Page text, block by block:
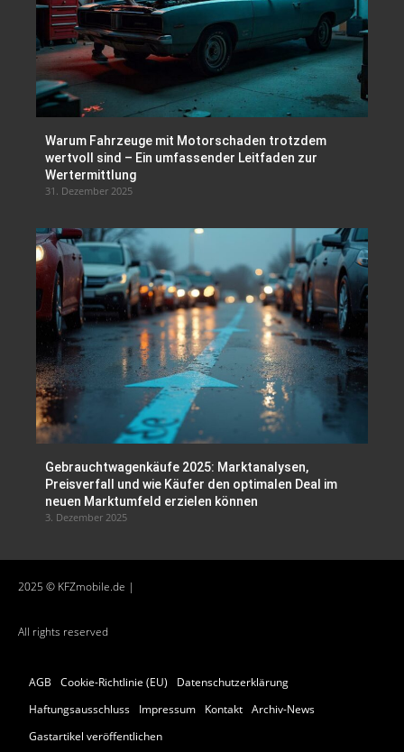
Warum Fahrzeuge mit Motorschaden trotzdem
wertvoll sind – Ein umfassender Leitfaden zur
Wertermittlung
31. Dezember 2025
Gebrauchtwagenkäufe 2025: Marktanalysen,
Preisverfall und wie Käufer den optimalen Deal im
neuen Marktumfeld erzielen können
3. Dezember 2025
2025 © KFZmobile.de |
All rights reserved
AGB Cookie-Richtlinie (EU)
Datenschutzerklärung
Haftungsausschluss
Impressum Kontakt Archiv-News
Gastartikel veröffentlichen